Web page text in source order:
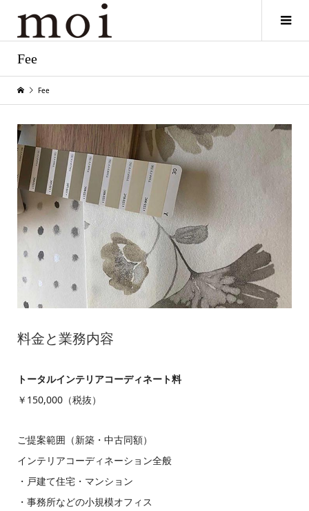
Fee
Fee
料金と業務内容
トータルインテリアコーディネート料
￥150,000（税抜）
ご提案範囲（新築・中古同額）
インテリアコーディネーション全般
・戸建て住宅・マンション
・事務所などの小規模オフィス